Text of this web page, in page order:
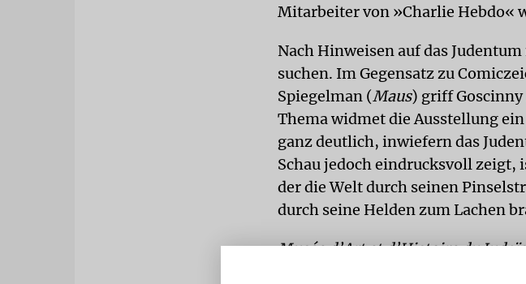
Mitarbeiter von »Charlie Hebdo«
Nach Hinweisen auf das
suchen. Im Gegensatz zu
Spiegelman (Maus) griff Goscinny
Thema widmet die Ausstellung
ganz deutlich, inwiefern das
Schau jedoch eindrucksvoll zeigt,
der die Welt durch seinen
durch seine Helden zum Lachen
Musée d’Art et d’Histoire du